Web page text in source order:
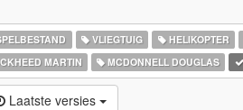
VLIEGTUIG HELIKOPTER
MARTIN MCDONNELL DOUGLAS
Laatste versies